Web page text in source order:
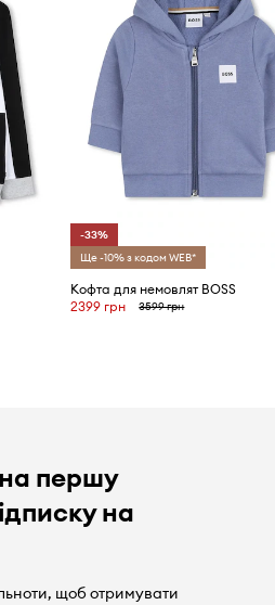
-33%
Ще -10% з кодом WEB*
Кофта для немовлят BOSS
2399 грн
3599 грн
першу
на
щоб отримувати